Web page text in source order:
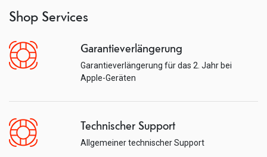
Shop Services
Garantieverlängerung
Garantieverlängerung für das 2. Jahr bei
Apple-Geräten
Technischer Support
Allgemeiner technischer Support